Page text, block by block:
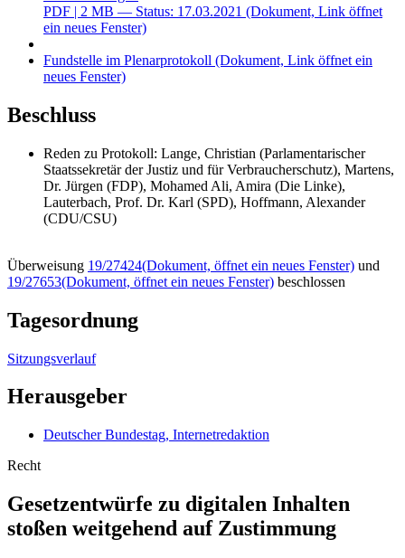
PDF | 2 MB — Status: 17.03.2021 (Dokument, Link öffnet
ein neues Fenster)
Fundstelle im Plenarprotokoll (Dokument, Link öffnet ein
neues Fenster)
Beschluss
Reden zu Protokoll: Lange, Christian (Parlamentarischer
Staatssekretär der Justiz und für Verbraucherschutz), Martens,
Dr. Jürgen (FDP), Mohamed Ali, Amira (Die Linke),
Lauterbach, Prof. Dr. Karl (SPD), Hoffmann, Alexander
(CDU/CSU)
Überweisung 19/27424(Dokument, öffnet ein neues Fenster) und
19/27653(Dokument, öffnet ein neues Fenster) beschlossen
Tagesordnung
Sitzungsverlauf
Herausgeber
Deutscher Bundestag, Internetredaktion
Recht
Gesetzentwürfe zu digita­len Inhalten
stoßen weit­gehend auf Zustimmung